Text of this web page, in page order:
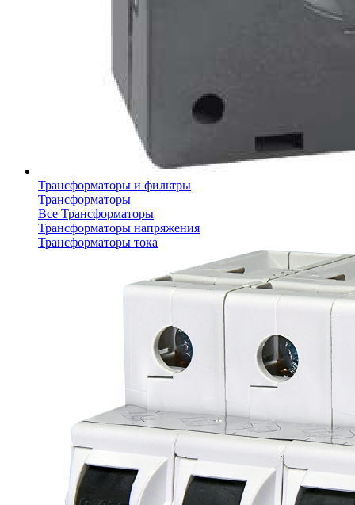
Трансформаторы и фильтры
Трансформаторы
Все Трансформаторы
Трансформаторы напряжения
Трансформаторы тока